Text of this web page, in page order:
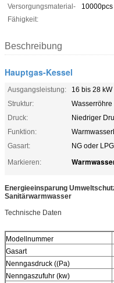
Versorgungsmaterial-
Fähigkeit:
Beschreibung
Hauptgas-Kessel
Ausgangsleistung:
16 bis 28 kW
Struktur:
Wasserröhre
Druck:
Niedriger
Funktion:
Gasart:
NG oder LPG
Markieren:
Energieeinsparung
Sanitärwarmwasser
Technische Daten
Modellnummer
Gasart
Nenngasdruck ((Pa)
Nenngaszufuhr (kw)